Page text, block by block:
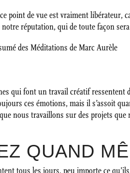
point de vue est vraiment libérateur,
notre réputation, qui de toute façon
des Méditations de Marc Aurèle
qui font un travail créatif ressentent
ces émotions, mais il s’assoit
nous travaillons sur des projets
QUAND
tous les jours, peu importe ce